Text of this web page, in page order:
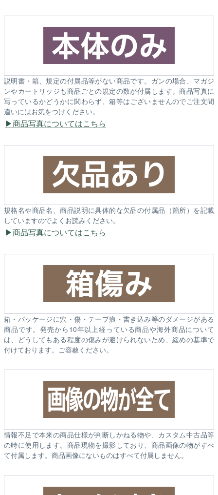
説明書・箱、規定の付属品等がない商品です。ガンの場合、マガジ
ンやカートリッジも商品ごとの規定の数が付属します。商品写真に
写っているかどうかに関わらず、箱等はございませんのでご注文間
違いにはお気をつけください。
商品写真についてはこちら
規格名や商品名、商品説明に具体的な欠品の付属品（箇所）を記載
していますのでよくお読みください。
商品写真についてはこちら
箱・パッケージに穴・傷・テープ痕・書き込み等のダメージがある
商品です。発売から10年以上経っている商品や海外商品について
は、どうしてもある程度の傷みが避けられないため、緩めの基準で
付けております。ご容赦ください。
情報不足で本来の商品仕様が判断しかねる物や、カスタム中古品等
の時に使用します。商品現物を撮影しており、商品画像の物がすべ
て付属します。商品画像にないものはすべて付属しません。